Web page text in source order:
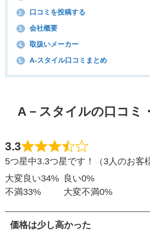
2. 口コミを投稿する
3. 会社概要
4. 取扱いメーカー
5. A-スタイル口コミまとめ
A－スタイルの口コミ
3.3
5つ星中3.3つ星です！（3人のお客
大変良い34% 良い0%
不満33% 大変不満0%
価格は少し高かった